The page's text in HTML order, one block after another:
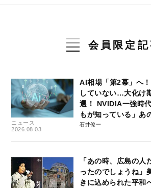
会員限定記
ニュース
2026.08.03
AI相場「第2幕」へ
していない…大化け
選！ NVIDIA一強時
もが知っている」あ
石井僚一
「あの時、広島の
ったのでしょうね」
きに込められた平